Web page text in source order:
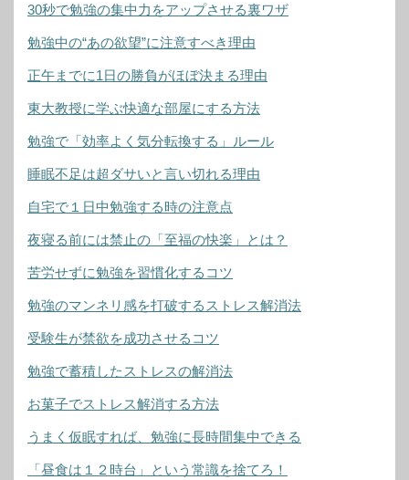
30秒で勉強の集中力をアップさせる裏ワザ
勉強中の“あの欲望”に注意すべき理由
正午までに1日の勝負がほぼ決まる理由
東大教授に学ぶ快適な部屋にする方法
勉強で「効率よく気分転換する」ルール
睡眠不足は超ダサいと言い切れる理由
自宅で１日中勉強する時の注意点
夜寝る前には禁止の「至福の快楽」とは？
苦労せずに勉強を習慣化するコツ
勉強のマンネリ感を打破するストレス解消法
受験生が禁欲を成功させるコツ
勉強で蓄積したストレスの解消法
お菓子でストレス解消する方法
うまく仮眠すれば、勉強に長時間集中できる
「昼食は１２時台」という常識を捨てろ！